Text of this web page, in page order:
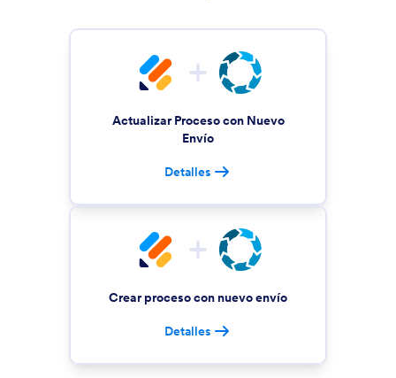
Actualizar Proceso con Nuevo
Envío
Detalles
Crear proceso con nuevo envío
Detalles